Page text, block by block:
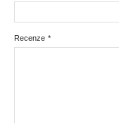
*
Recenze